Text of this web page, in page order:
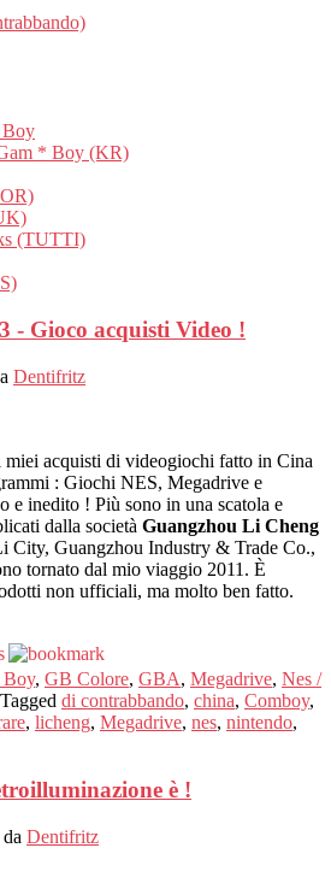
* Boy (KR)
(TUTTI)
- Gioco acquisti Video !
Dentifritz
miei acquisti di videogiochi fatto in Cina
: Giochi NES, Megadrive e
e inedito ! Più sono in una scatola e
dalla società Guangzhou Li Cheng
City, Guangzhou Industry & Trade Co.,
tornato dal mio viaggio 2011. È
non ufficiali, ma molto ben fatto.
Boy, GB Colore, GBA, Megadrive, Nes /
Tagged di contrabbando, china, Comboy,
, licheng, Megadrive, nes, nintendo,
è !
da Dentifritz